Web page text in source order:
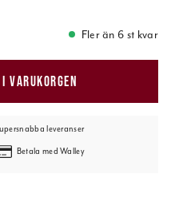
Fler än 6 st kvar
VARUKORGEN
leveranser
Betala med Walley